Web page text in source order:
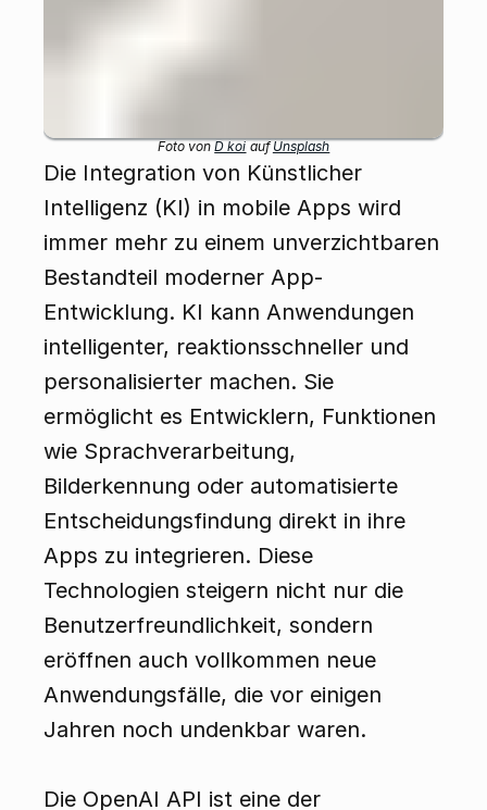
Foto von D koi auf Unsplash
Die Integration von Künstlicher
Intelligenz (KI) in mobile Apps wird
immer mehr zu einem unverzichtbaren
Bestandteil moderner App-
Entwicklung. KI kann Anwendungen
intelligenter, reaktionsschneller und
personalisierter machen. Sie
ermöglicht es Entwicklern, Funktionen
wie Sprachverarbeitung,
Bilderkennung oder automatisierte
Entscheidungsfindung direkt in ihre
Apps zu integrieren. Diese
Technologien steigern nicht nur die
Benutzerfreundlichkeit, sondern
eröffnen auch vollkommen neue
Anwendungsfälle, die vor einigen
Jahren noch undenkbar waren.
Die OpenAI API ist eine der